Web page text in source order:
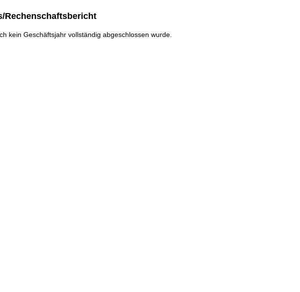
Rechenschaftsbericht
kein Geschäftsjahr vollständig abgeschlossen wurde.